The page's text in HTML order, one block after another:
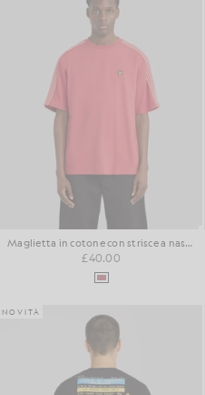
Maglietta in cotone con strisce a nastro
£40.00
NOVITÀ